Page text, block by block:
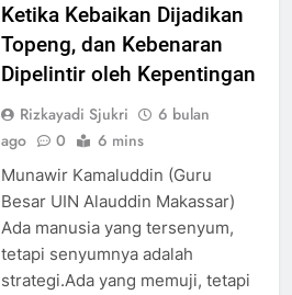
Ketika Kebaikan Dijadikan
Topeng, dan Kebenaran
Dipelintir oleh Kepentingan
Rizkayadi Sjukri
6 bulan
ago
0 6 mins
Munawir Kamaluddin (Guru
Besar UIN Alauddin Makassar)
Ada manusia yang tersenyum,
tetapi senyumnya adalah
strategi.Ada yang memuji, tetapi